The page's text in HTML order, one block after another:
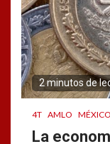
2 minutos de
4T AMLO MÉXICO
La